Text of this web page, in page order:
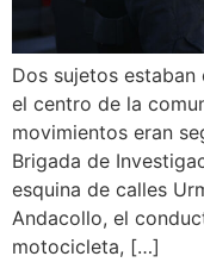
Dos sujetos
el centro de la
movimientos eran
Brigada de
esquina de calles
Andacollo, el
motocicleta, […]